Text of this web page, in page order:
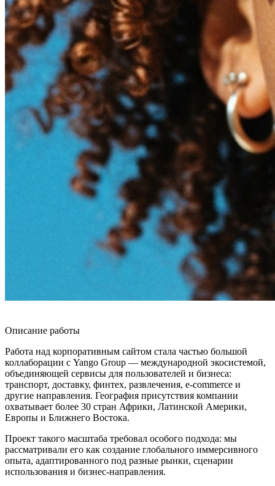
Описание работы
Работа над корпоративным сайтом стала частью большой
коллаборации с Yango Group — международной экосистемой,
объединяющей сервисы для пользователей и бизнеса:
транспорт, доставку, финтех, развлечения, e-commerce и
другие направления. География присутствия компании
охватывает более 30 стран Африки, Латинской Америки,
Европы и Ближнего Востока.
Проект такого масштаба требовал особого подхода: мы
рассматривали его как создание глобального иммерсивного
опыта, адаптированного под разные рынки, сценарии
использования и бизнес-направления.